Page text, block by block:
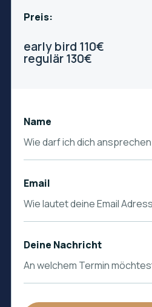
Preis:
early bird 110€
regulär 130€
Name
Email
Deine Nachricht